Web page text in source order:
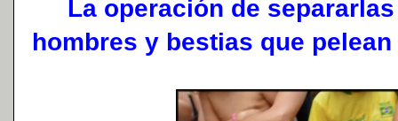
La operación de separarlas
hombres y bestias que